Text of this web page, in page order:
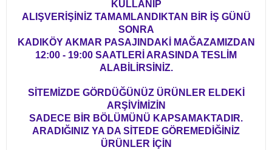
KULLANIP
ALIŞVERİŞİNİZ TAMAMLANDIKTAN BİR İŞ GÜNÜ
SONRA
KADIKÖY AKMAR PASAJINDAKİ MAĞAZAMIZDAN
12:00 - 19:00 SAATLERİ ARASINDA TESLİM
ALABİLİRSİNİZ.
SİTEMİZDE GÖRDÜĞÜNÜZ ÜRÜNLER ELDEKİ
ARŞİVİMİZİN
SADECE BİR BÖLÜMÜNÜ KAPSAMAKTADIR.
ARADIĞINIZ YA DA SİTEDE GÖREMEDİĞİNİZ
ÜRÜNLER İÇİN